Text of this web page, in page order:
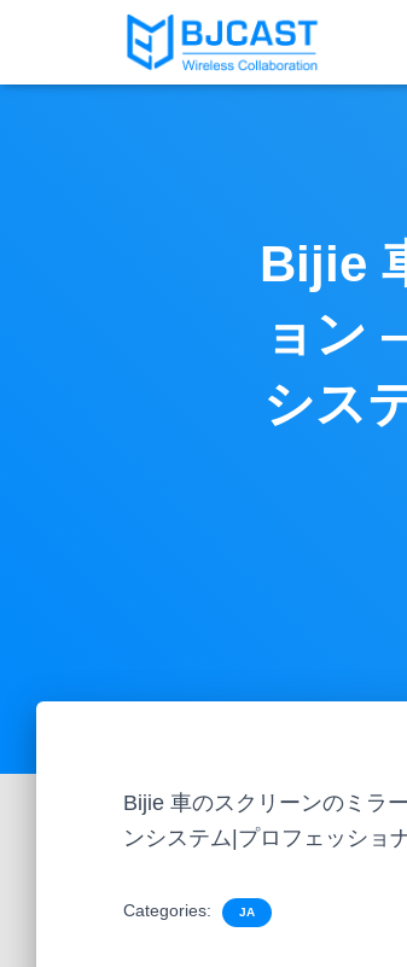
Bijie
ョン
シス
Bijie 車のスクリーンのミラ
ンシステム|プロフェッショ
Categories: JA